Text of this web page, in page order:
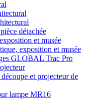
détachée
et musée
exposition et musée
GLOBAL Trac Pro
et projecteur de
lampe MR16